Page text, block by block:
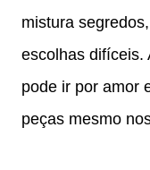
mistura
escolhas difíceis.
pode ir por amor
peças mesmo